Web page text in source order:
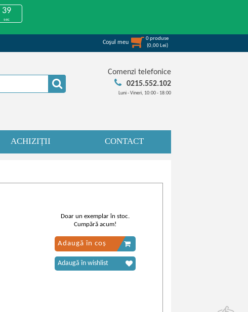
39
sec
Coşul meu
0produse
(0,00 Lei)
Comenzi telefonice
0215.552.102
Luni - Vineri, 10:00 - 18:00
ACHIZIȚII CONTACT
Doar un exemplar în stoc.
Cumpără acum!
Adaugă în coș
Adaugă în wishlist